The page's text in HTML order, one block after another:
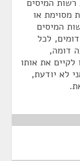
המיסים
מסוימת או
המיסים
לכל
דומה,
את אותו
לא יודעת,